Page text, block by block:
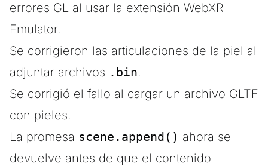
errores GL al usar la extensión WebXR
Emulator.
Se corrigieron las articulaciones de la piel al
adjuntar archivos .bin.
Se corrigió el fallo al cargar un archivo GLTF
con pieles.
La promesa scene.append() ahora se
devuelve antes de que el contenido